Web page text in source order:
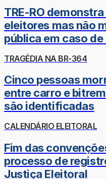
TRE-RO
eleitores mas não
pública em caso
TRAGÉDIA NA BR-364
Cinco pessoas
entre carro e
são identificadas
CALENDÁRIO ELEITORAL
Fim das
processo de
Justiça Eleitoral